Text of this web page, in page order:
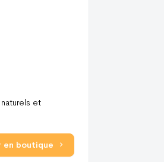
et
en boutique